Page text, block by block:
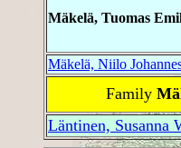
Mäkelä, Tuomas
Mäkelä, Niilo
Family
Läntinen, Susanna